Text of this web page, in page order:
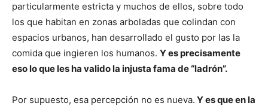
particularmente estricta y muchos de ellos, sobre todo
los que habitan en zonas arboladas que colindan con
espacios urbanos, han desarrollado el gusto por las la
comida que ingieren los humanos. Y es precisamente
eso lo que les ha valido la injusta fama de “ladrón”.
Por supuesto, esa percepción no es nueva. Y es que en la